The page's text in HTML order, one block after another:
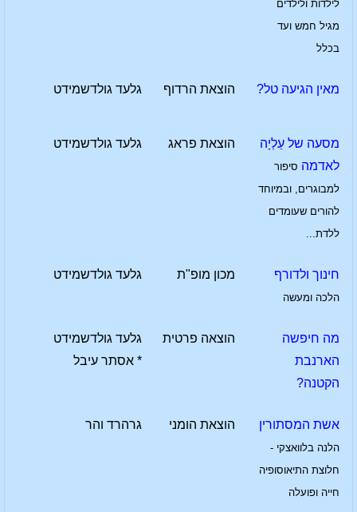
לילדות ולילדים
מגיל חמש ועד
בכלל
מאין הגיעה טל? הוצאת הרדוף גלעד גולדשמידט
מסעה של עַלְיָה
לאדמה סיפור
למבוגרים, ובמיוחד
להורים שעומדים
ללדת...
הוצאת פראג גלעד גולדשמידט
חינוך ולדורף
הלכה ומעשה
מכון מופ"ת גלעד גולדשמידט
מה חיפשה
הארנבת
הקטנה?
הוצאה פרטית
גלעד גולדשמידט
* אסתר עיבל
אשת המסתורין
הלנה בלוואצקי -
חלוצת התיאוסופיה
חייה ופועלה
הוצאת הומני גרהרד והר